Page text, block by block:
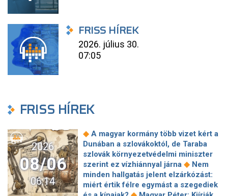
FRISS HÍREK
2026. július 30.
07:05
FRISS HÍREK
2026
08/06
06:14
◆ A magyar kormány több vizet kért a
Dunában a szlovákoktól, de Taraba
szlovák környezetvédelmi miniszter
szerint ez vízhiánnyal járna ◆ Nem
minden hallgatás jelent elzárkózást:
miért értik félre egymást a szegediek